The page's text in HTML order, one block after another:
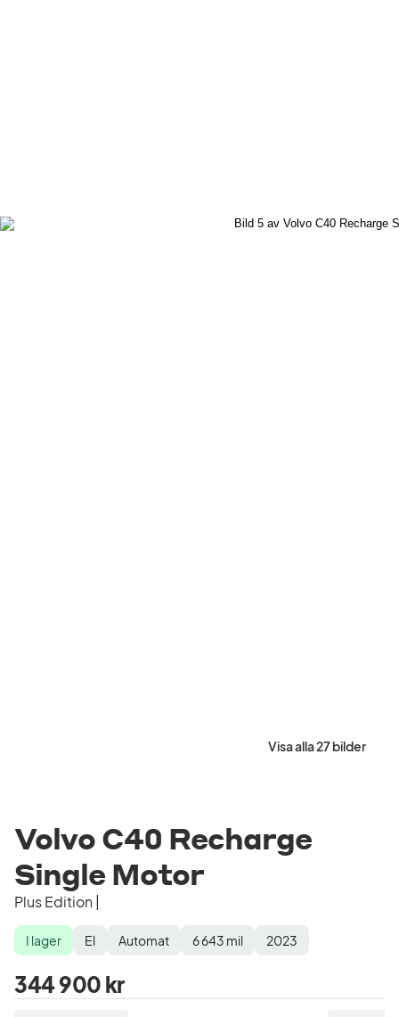
Visa alla 27 bilder
Volvo C40 Recharge
Single Motor
Plus Edition |
Lagerstatus
I lager
Drivmedel El
Växellåda Automat
Mätarställning 6 643 mil
Modellår 2023
344 900 kr